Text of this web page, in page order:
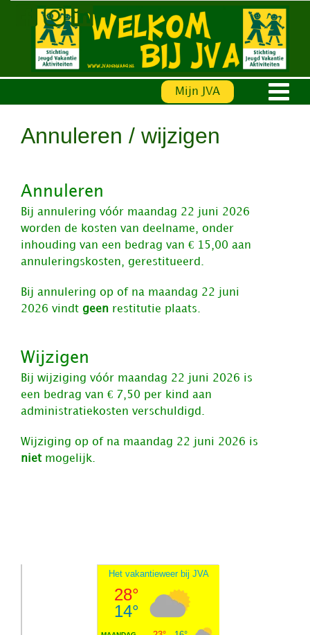
Mijn JVA
Annuleren / wijzigen
Annuleren
Bij annulering vóór maandag 22 juni 2026
worden de kosten van deelname, onder
inhouding van een bedrag van € 15,00 aan
annuleringskosten, gerestitueerd.
Bij annulering op of na maandag 22 juni
2026 vindt geen restitutie plaats.
Wijzigen
Bij wijziging vóór maandag 22 juni 2026 is
een bedrag van € 7,50 per kind aan
administratiekosten verschuldigd.
Wijziging op of na maandag 22 juni 2026 is
niet mogelijk.